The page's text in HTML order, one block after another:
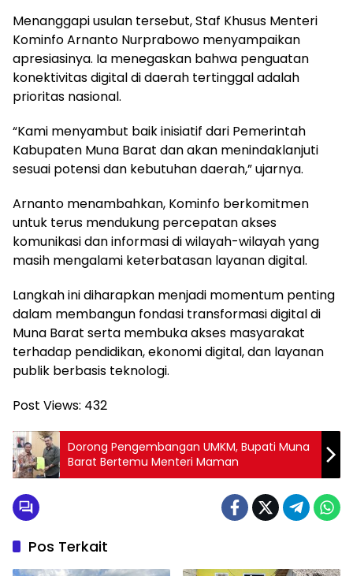
Menanggapi usulan tersebut, Staf Khusus Menteri
Kominfo Arnanto Nurprabowo menyampaikan
apresiasinya. Ia menegaskan bahwa penguatan
konektivitas digital di daerah tertinggal adalah
prioritas nasional.
“Kami menyambut baik inisiatif dari Pemerintah
Kabupaten Muna Barat dan akan menindaklanjuti
sesuai potensi dan kebutuhan daerah,” ujarnya.
Arnanto menambahkan, Kominfo berkomitmen
untuk terus mendukung percepatan akses
komunikasi dan informasi di wilayah-wilayah yang
masih mengalami keterbatasan layanan digital.
Langkah ini diharapkan menjadi momentum penting
dalam membangun fondasi transformasi digital di
Muna Barat serta membuka akses masyarakat
terhadap pendidikan, ekonomi digital, dan layanan
publik berbasis teknologi.
Post Views: 432
Dorong Pengembangan UMKM, Bupati Muna
Barat Bertemu Menteri Maman
Pos Terkait